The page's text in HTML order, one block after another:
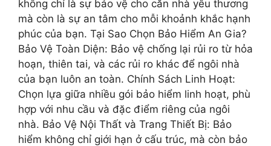
không chỉ là sự bảo vệ cho căn nhà yêu thương
mà còn là sự an tâm cho mỗi khoảnh khắc hạnh
phúc của bạn. Tại Sao Chọn Bảo Hiểm An Gia?
Bảo Vệ Toàn Diện: Bảo vệ chống lại rủi ro từ hỏa
hoạn, thiên tai, và các rủi ro khác để ngôi nhà
của bạn luôn an toàn. Chính Sách Linh Hoạt:
Chọn lựa giữa nhiều gói bảo hiểm linh hoạt, phù
hợp với nhu cầu và đặc điểm riêng của ngôi
nhà. Bảo Vệ Nội Thất và Trang Thiết Bị: Bảo
hiểm không chỉ giới hạn ở cấu trúc, mà còn bảo